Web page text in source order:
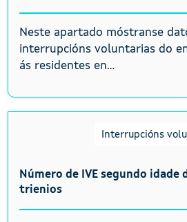
Neste apartado móstranse
interrupcións voluntarias do
ás residentes en...
Interrupcións
Número de IVE segundo idade
trienios